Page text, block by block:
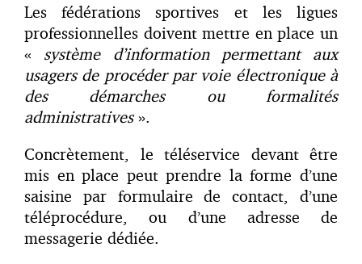
Les fédérations sportives et les ligues
professionnelles doivent mettre en place un
« système d’information permettant aux
usagers de procéder par voie électronique à
des démarches ou formalités
administratives».
Concrètement, le téléservice devant être
mis en place peut prendre la forme d’une
saisine par formulaire de contact, d’une
téléprocédure, ou d’une adresse de
messagerie dédiée.